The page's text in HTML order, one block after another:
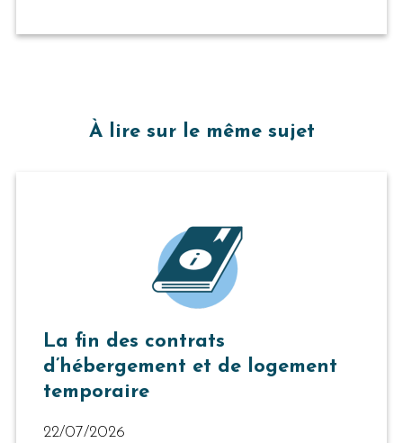
À lire sur le même sujet
La fin des contrats
d’hébergement et de logement
temporaire
22/07/2026